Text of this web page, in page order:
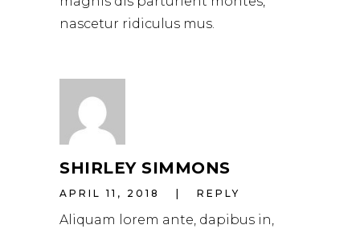
nascetur ridiculus mus.
SHIRLEY SIMMONS
APRIL 11, 2018 REPLY
Aliquam lorem ante, dapibus in,